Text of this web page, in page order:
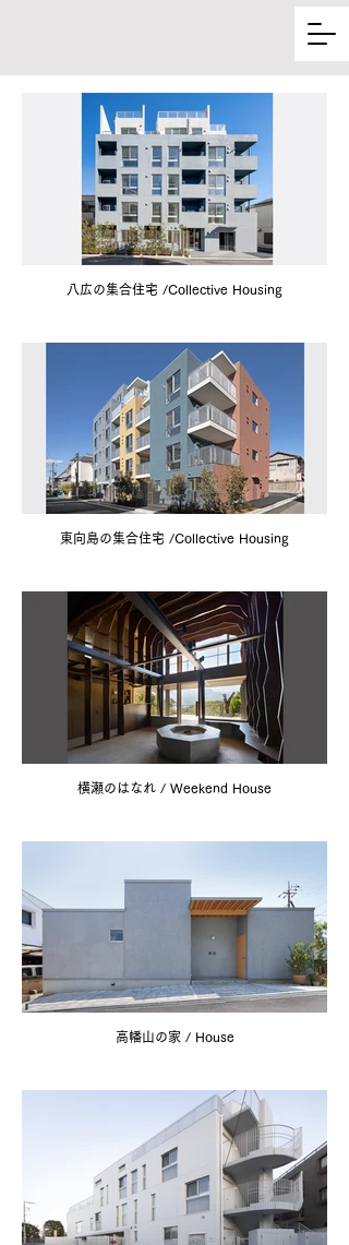
八広の集合住宅 /Collective Housing
東向島の集合住宅 /Collective Housing
横瀬のはなれ / Weekend House
高幡山の家 / House